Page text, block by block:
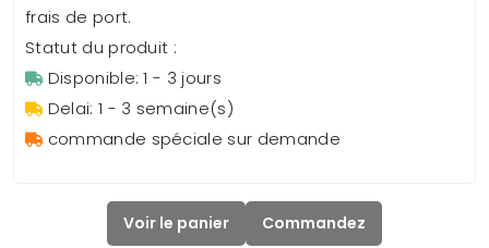
frais de port.
Statut du produit :
Disponible: 1 - 3 jours
Delai: 1 - 3 semaine(s)
commande spéciale sur demande
Voir le panier Commandez